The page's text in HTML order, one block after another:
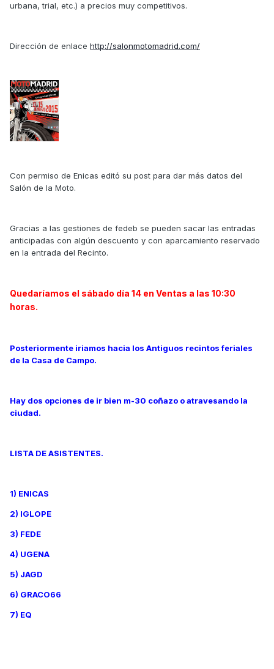
urbana, trial, etc.) a precios muy competitivos.
Dirección de enlace http://salonmotomadrid.com/
Con permiso de Enicas editó su post para dar más datos del
Salón de la Moto.
Gracias a las gestiones de fedeb se pueden sacar las entradas
anticipadas con algún descuento y con aparcamiento reservado
en la entrada del Recinto.
Quedaríamos el sábado día 14 en Ventas a las 10:30
horas.
Posteriormente iriamos hacia los Antiguos recintos feriales
de la Casa de Campo.
Hay dos opciones de ir bien m-30 coñazo o atravesando la
ciudad.
LISTA DE ASISTENTES.
1) ENICAS
2) IGLOPE
3) FEDE
4) UGENA
5) JAGD
6) GRACO66
7) EQ